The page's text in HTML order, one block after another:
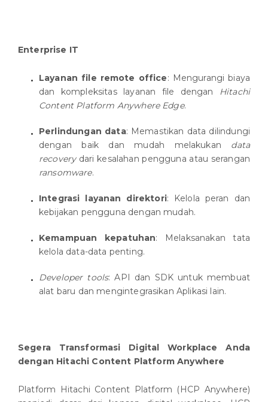
Enterprise IT
Layanan file remote office: Mengurangi biaya
dan kompleksitas layanan file dengan Hitachi
Content Platform Anywhere Edge.
Perlindungan data: Memastikan data dilindungi
dengan baik dan mudah melakukan data
recoverydari kesalahan pengguna atau serangan
ransomware.
Integrasi layanan direktori: Kelola peran dan
kebijakan pengguna dengan mudah.
Kemampuan kepatuhan: Melaksanakan tata
kelola data-data penting.
Developer tools: API dan SDK untuk membuat
alat baru dan mengintegrasikan Aplikasi lain.
Segera Transformasi Digital Workplace Anda
dengan Hitachi Content Platform Anywhere
Platform Hitachi Content Platform (HCP Anywhere)